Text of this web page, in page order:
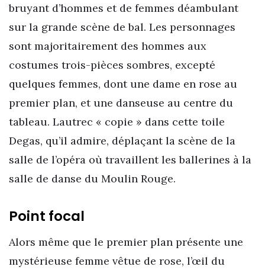
bruyant d’hommes et de femmes déambulant
sur la grande scène de bal. Les personnages
sont majoritairement des hommes aux
costumes trois-pièces sombres, excepté
quelques femmes, dont une dame en rose au
premier plan, et une danseuse au centre du
tableau. Lautrec « copie » dans cette toile
Degas, qu’il admire, déplaçant la scène de la
salle de l’opéra où travaillent les ballerines à la
salle de danse du Moulin Rouge.
Point focal
Alors même que le premier plan présente une
mystérieuse femme vêtue de rose, l’œil du